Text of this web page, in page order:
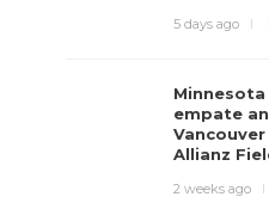
5 days ago
empate
Allianz
2 weeks ago